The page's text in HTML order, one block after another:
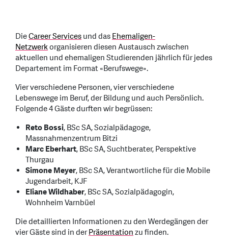
DieCareer Servicesund dasEhemaligen-
Netzwerkorganisieren diesen Austausch zwischen
aktuellen und ehemaligen Studierenden jährlich für jedes
Departement im Format «Berufswege».
Vier verschiedene Personen, vier verschiedene
Lebenswege im Beruf, der Bildung und auch Persönlich.
Folgende 4 Gäste durften wir begrüssen:
Reto Bossi, BSc SA, Sozialpädagoge,
Massnahmenzentrum Bitzi
Marc Eberhart, BSc SA, Suchtberater, Perspektive
Thurgau
Simone Meyer, BSc SA, Verantwortliche für die Mobile
Jugendarbeit, KJF
Eliane Wildhaber, BSc SA, Sozialpädagogin,
Wohnheim Varnbüel
Die detaillierten Informationen zu den Werdegängen der
vier Gäste sind in derPräsentationzu finden.